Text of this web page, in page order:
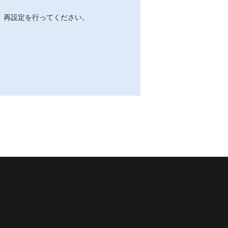
設定を行ってください。